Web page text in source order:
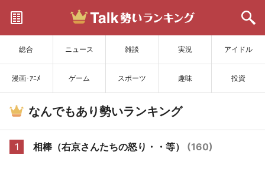
総合 ニュース 雑談 実況 アイドル
漫画･ｱﾆﾒ ゲーム スポーツ 趣味 投資
サイトを更新
なんでもあり勢いランキング
1 相棒（右京さんたちの怒り・・等） (160)